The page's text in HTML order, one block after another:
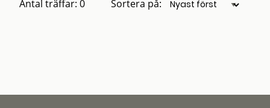
Antal träffar: 0 Sortera på: